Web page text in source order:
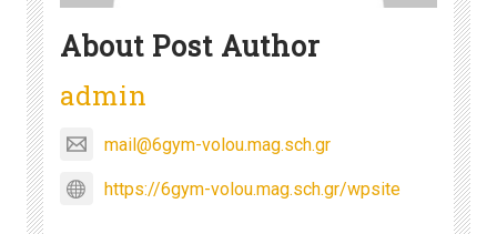
About Post Author
admin
mail@6gym-volou.mag.sch.gr
https://6gym-volou.mag.sch.gr/wpsite